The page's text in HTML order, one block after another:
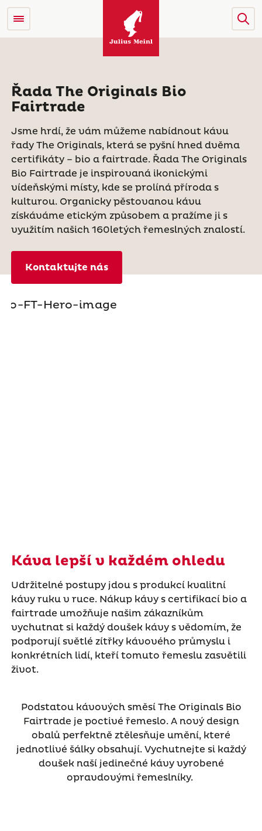
Řada The Originals Bio
Fairtrade
Jsme hrdí, že vám můžeme nabídnout kávu
řady The Originals, která se pyšní hned dvěma
certifikáty – bio a fairtrade. Řada The Originals
Bio Fairtrade je inspirovaná ikonickými
vídeňskými místy, kde se prolíná příroda s
kulturou. Organicky pěstovanou kávu
získáváme etickým způsobem a pražíme ji s
využitím našich 160letých řemeslných znalostí.
Kontaktujte nás
Káva lepší v každém ohledu
Udržitelné postupy jdou s produkcí kvalitní
kávy ruku v ruce. Nákup kávy s certifikací bio a
fairtrade umožňuje našim zákazníkům
vychutnat si každý doušek kávy s vědomím, že
podporují světlé zítřky kávového průmyslu i
konkrétních lidí, kteří tomuto řemeslu zasvětili
život.
Podstatou kávových směsí The Originals Bio
Fairtrade je poctivé řemeslo. A nový design
obalů perfektně ztělesňuje umění, které
jednotlivé šálky obsahují. Vychutnejte si každý
doušek naší jedinečné kávy vyrobené
opravdovými řemeslníky.